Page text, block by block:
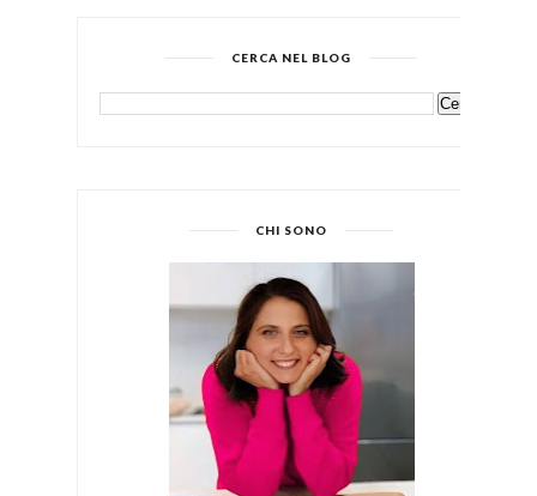
CERCA NEL BLOG
CHI SONO